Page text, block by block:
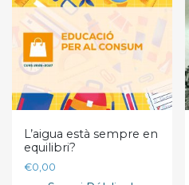
L’aigua està sempre en
equilibri?
€0,00